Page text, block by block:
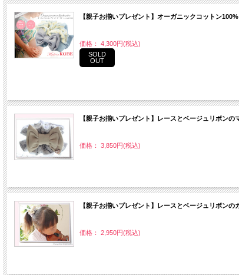
【親子お揃いプレゼント】オーガニックコットン
価格： 4,300円(税込)
SOLD
OUT
【親子お揃いプレゼント】レースとベージュリボンの
価格： 3,850円(税込)
【親子お揃いプレゼント】レースとベージュリボン
価格： 2,950円(税込)